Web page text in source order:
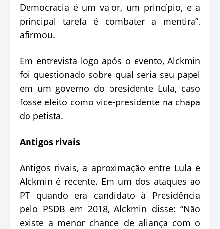
Democracia é um valor, um princípio, e a
principal tarefa é combater a mentira”,
afirmou.
Em entrevista logo após o evento, Alckmin
foi questionado sobre qual seria seu papel
em um governo do presidente Lula, caso
fosse eleito como vice-presidente na chapa
do petista.
Antigos rivais
Antigos rivais, a aproximação entre Lula e
Alckmin é recente. Em um dos ataques ao
PT quando era candidato à Presidência
pelo PSDB em 2018, Alckmin disse: “Não
existe a menor chance de aliança com o